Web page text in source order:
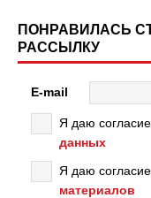
ПОНРАВИЛАСЬ
РАССЫЛКУ
E-mail
Я даю
данных
Я даю
материалов